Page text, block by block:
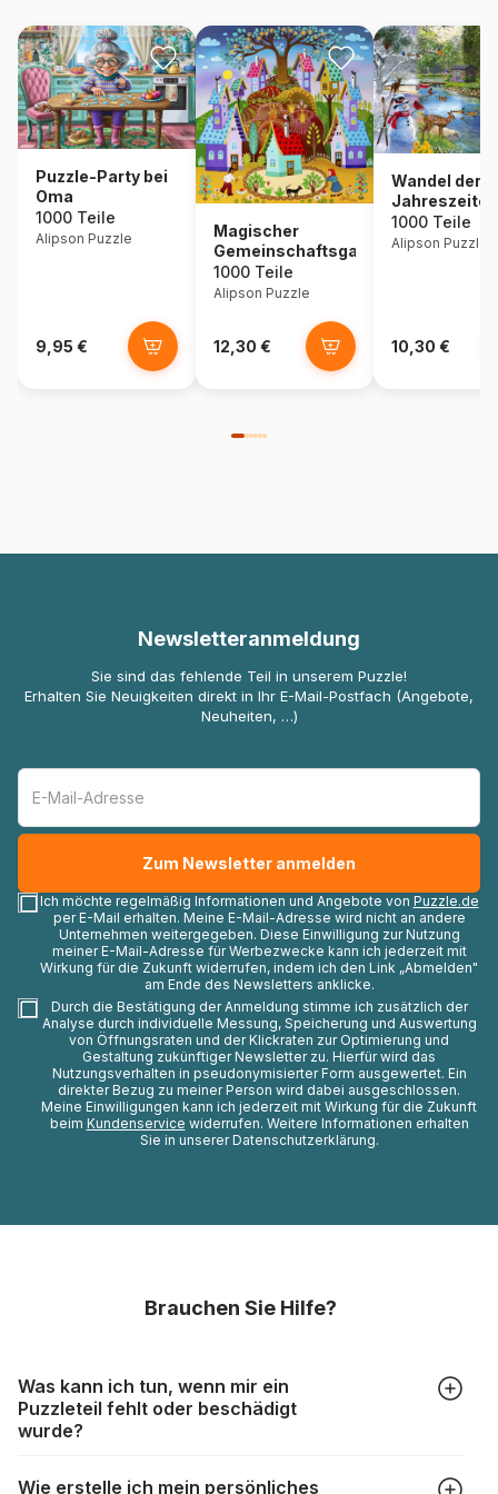
Puzzle-Party bei
Oma
1000 Teile
Alipson Puzzle
9,95 €
Magischer
Gemeinschaftsgarten
1000 Teile
Alipson Puzzle
12,30 €
Wandel der
Jahreszeiten
1000 Teile
Alipson Puzzle
10,30 €
Newsletteranmeldung
Sie sind das fehlende Teil in unserem Puzzle!
Erhalten Sie Neuigkeiten direkt in Ihr E-Mail-Postfach (Angebote,
Neuheiten, …)
Ich möchte regelmäßig Informationen und Angebote von Puzzle.de
per E-Mail erhalten. Meine E-Mail-Adresse wird nicht an andere
Unternehmen weitergegeben. Diese Einwilligung zur Nutzung
meiner E-Mail-Adresse für Werbezwecke kann ich jederzeit mit
Wirkung für die Zukunft widerrufen, indem ich den Link „Abmelden"
am Ende des Newsletters anklicke.
Durch die Bestätigung der Anmeldung stimme ich zusätzlich der
Analyse durch individuelle Messung, Speicherung und Auswertung
von Öffnungsraten und der Klickraten zur Optimierung und
Gestaltung zukünftiger Newsletter zu. Hierfür wird das
Nutzungsverhalten in pseudonymisierter Form ausgewertet. Ein
direkter Bezug zu meiner Person wird dabei ausgeschlossen.
Meine Einwilligungen kann ich jederzeit mit Wirkung für die Zukunft
beim Kundenservice widerrufen. Weitere Informationen erhalten
Sie in unserer Datenschutzerklärung.
Brauchen Sie Hilfe?
Was kann ich tun, wenn mir ein
Puzzleteil fehlt oder beschädigt
wurde?
Wie erstelle ich mein persönliches